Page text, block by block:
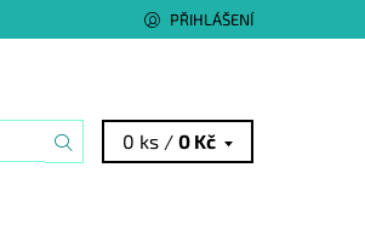
PŘIHLÁŠENÍ
0 ks /0 Kč